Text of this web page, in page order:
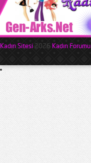
Kadın Sitesi 2026 Kadın Forumu